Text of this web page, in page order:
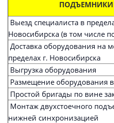
ПОДЪЕМНИКИ
Выезд специалиста в
Новосибирска (в том числе
Доставка оборудования на
пределах г. Новосибирска
Выгрузка оборудования
Размещение оборудования
Простой бригады по вине
Монтаж двухстоечного
нижней синхронизацией